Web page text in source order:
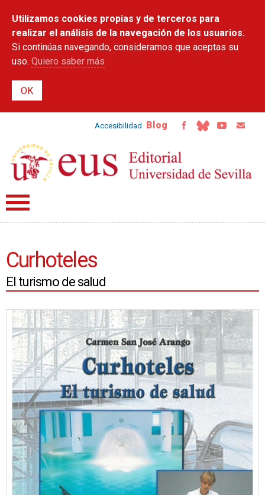
contenido
principal
Utilizamos cookies propias y de terceros para
realizar el análisis de la navegación de los usuarios.
Si continúas navegando, consideramos que aceptas su
uso. Quiero saber más
Accesibilidad Blog
Curhoteles
El turismo de salud